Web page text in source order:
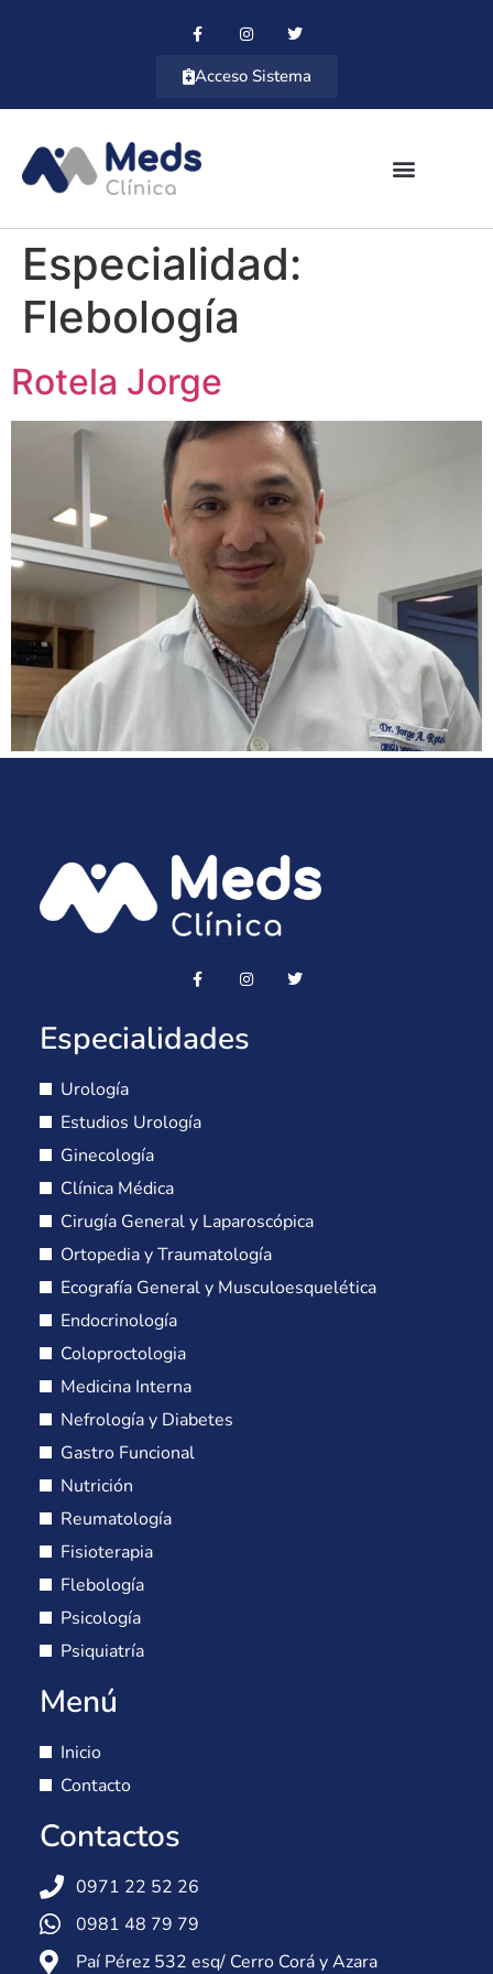
Acceso Sistema
Especialidad:
Flebología
Rotela Jorge
Especialidades
Urología
Estudios Urología
Ginecología
Clínica Médica
Cirugía General y Laparoscópica
Ortopedia y Traumatología
Ecografía General y Musculoesquelética
Endocrinología
Coloproctologia
Medicina Interna
Nefrología y Diabetes
Gastro Funcional
Nutrición
Reumatología
Fisioterapia
Flebología
Psicología
Psiquiatría
Menú
Inicio
Contacto
Contactos
0971 22 52 26
0981 48 79 79
Paí Pérez 532 esq/ Cerro Corá y Azara